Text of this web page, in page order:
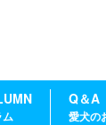
Q＆A
愛犬の